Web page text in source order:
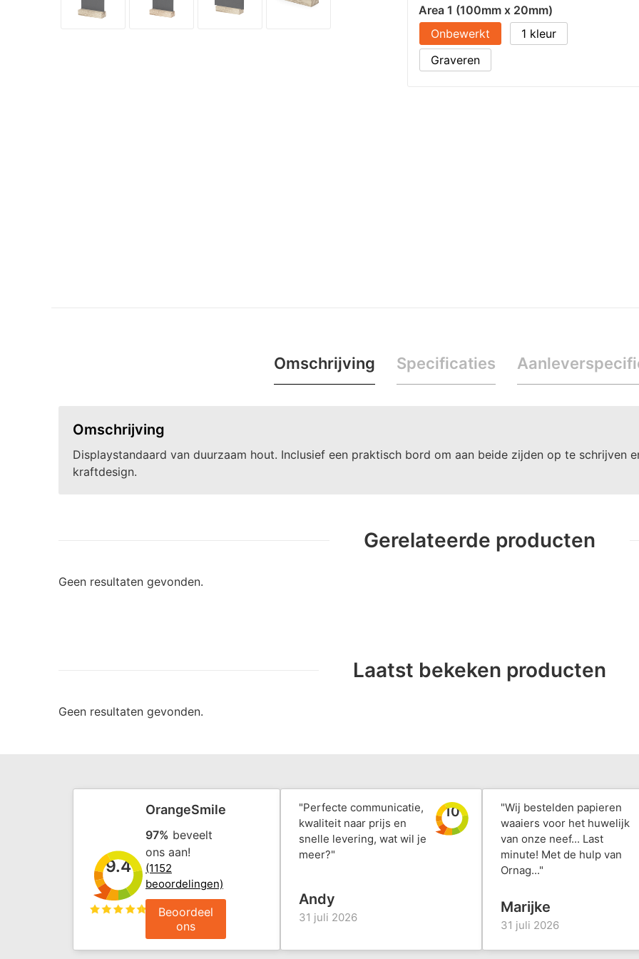
Area 1 (100mm x 20mm)
Onbewerkt
1
Graveren
Omschrijving Specificaties
Omschrijving
Displaystandaard van duurzaam hout. Inclusief een praktisch bord om aan beide zijden op te schrijven
kraftdesign.
Gerelateerde producten
Geen resultaten gevonden.
Laatst bekeken producten
Geen resultaten gevonden.
9.4
OrangeSmile
97% beveelt
ons aan!
(1152
beoordelingen)
Beoordeel
ons
"Perfecte communicatie,
kwaliteit naar prijs en
snelle levering, wat wil je
meer?"
10
Andy
31 juli 2026
"Wij bestelden papieren
waaiers voor het huwelijk
van onze neef... Last
minute! Met de hulp van
Ornag..."
Marijke
31 juli 2026